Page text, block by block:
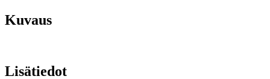
Kuvaus
Lisätiedot